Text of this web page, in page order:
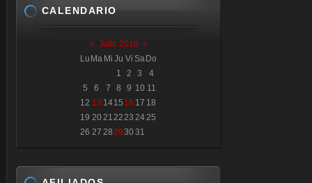
CALENDARIO
« Julio 2010 »
Lu Ma Mi Ju Vi Sa Do
1
2 3
4
5
6 7 8 9 10 11
12 13 1415 16 17 18
19 20 212223 2425
26 27 282930 31